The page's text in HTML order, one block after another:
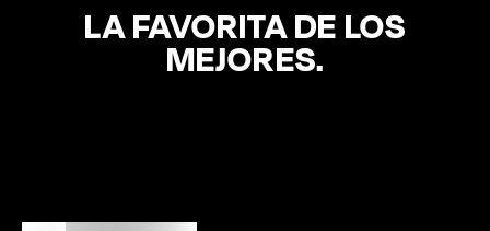
LA FAVORITA DE LOS
MEJORES.